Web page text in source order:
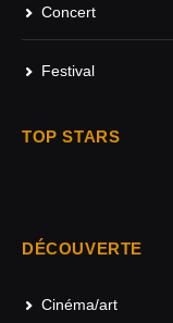
Concert
Festival
TOP STARS
DÉCOUVERTE
Cinéma/art